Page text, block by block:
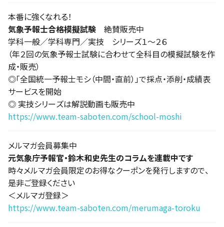
本番に強くなれる！
気象予報士合格模擬試験 絶賛販売中
学科一般／学科専門／実技 シリーズ１～２６
（年２回の気象予報士試験に合わせて全科目の模擬試験を作
成・販売）
◎「全国統一予報士モシ（中間・直前）」で採点・添削・成績表
サービスを開始
◎ 実技シリーズは解説動画も販売中
https://www.team-saboten.com/school-moshi
メルマガ会員募集中
元気象庁予報官・鈴木和史先生のコラムを連載中です
時々メルマガ会員限定のお得なクーポンを発行しますので、
是非ご登録ください
＜メルマガ登録＞
https://www.team-saboten.com/merumaga-toroku